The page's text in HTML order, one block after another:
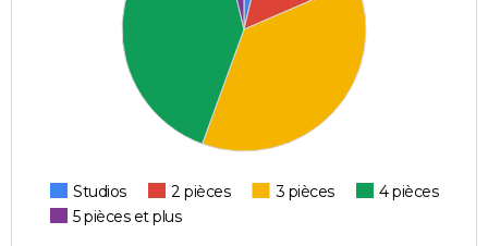
Studios 2 pièces 3 pièces
4 pièces
5 pièces et plus